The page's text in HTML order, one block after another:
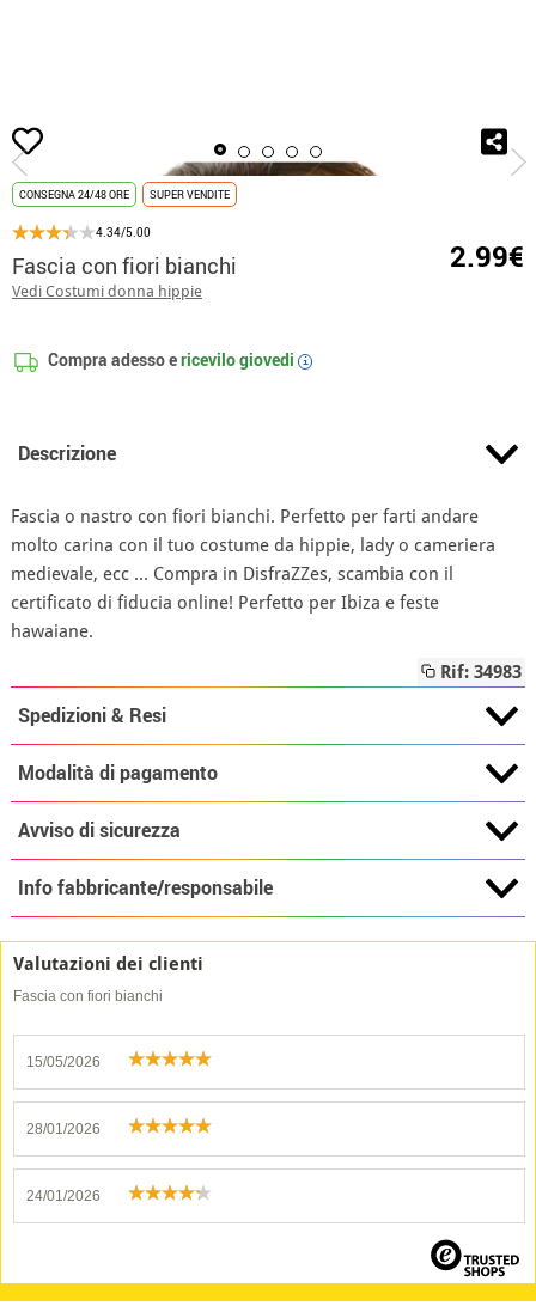
Inizio Fascia con
CONSEGNA 24/48 ORE SUPER VENDITE
4.34/5.00
Fascia con fiori bianchi
Vedi Costumi donna hippie
2.99€
Compra adesso ericevilogiovedi i
Descrizione
Fascia o nastro con fiori bianchi. Perfetto per farti andare
molto carina con il tuo costume da hippie, lady o cameriera
medievale, ecc ... Compra in DisfraZZes, scambia con il
certificato di fiducia online! Perfetto per Ibiza e feste
hawaiane.
Rif: 34983
Spedizioni & Resi
Modalità di pagamento
Avviso di sicurezza
Info fabbricante/responsabile
Valutazioni dei clienti
Fascia con fiori bianchi
15/05/2026
28/01/2026
24/01/2026